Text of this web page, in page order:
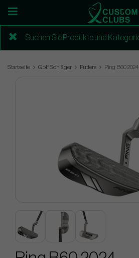
Startseite Golf Schläger Putters Ping B60 2024